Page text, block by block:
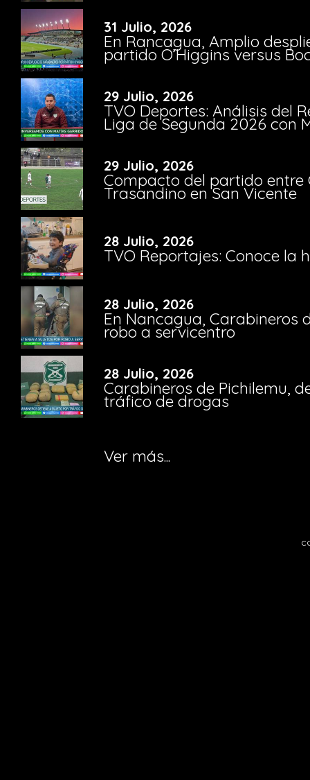
31 Julio, 2026
En Rancagua, Amplio
partido O’Higgins versus
29 Julio, 2026
TVO Deportes: Análisis del
Liga de Segunda 2026 con
29 Julio, 2026
Compacto del partido entre
Trasandino en San Vicente
28 Julio, 2026
TVO Reportajes: Conoce la
28 Julio, 2026
En Nancagua, Carabineros
robo a servicentro
28 Julio, 2026
Carabineros de Pichilemu,
tráfico de drogas
Ver más...